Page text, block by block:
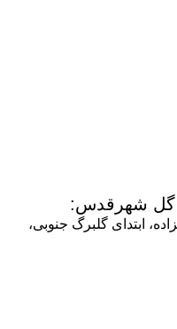
گل شهرقدس:
ابتدای گلبرگ جنوبی،